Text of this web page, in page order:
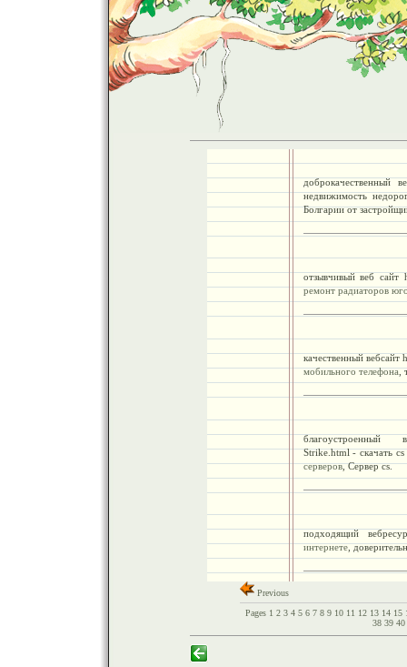
доброкачественный
недвижимость
Болгарии от
отзывчивый веб сайт
ремонт радиаторов
качественный
мобильного телефона,
благоустроенный
Strike.html - скачать cs
серверов, Сервер cs.
подходящий
интернете,
Previous
Pages 1 2 3 4 5 6 7 8 9 10 11 12 13 14 15
38 39 40